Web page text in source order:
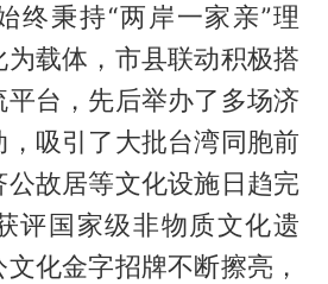
终秉持“两岸一家亲”理
载体，市县联动积极搭
台，先后举办了多场济
吸引了大批台湾同胞前
公故居等文化设施日趋完
评国家级非物质文化遗
化金字招牌不断擦亮，